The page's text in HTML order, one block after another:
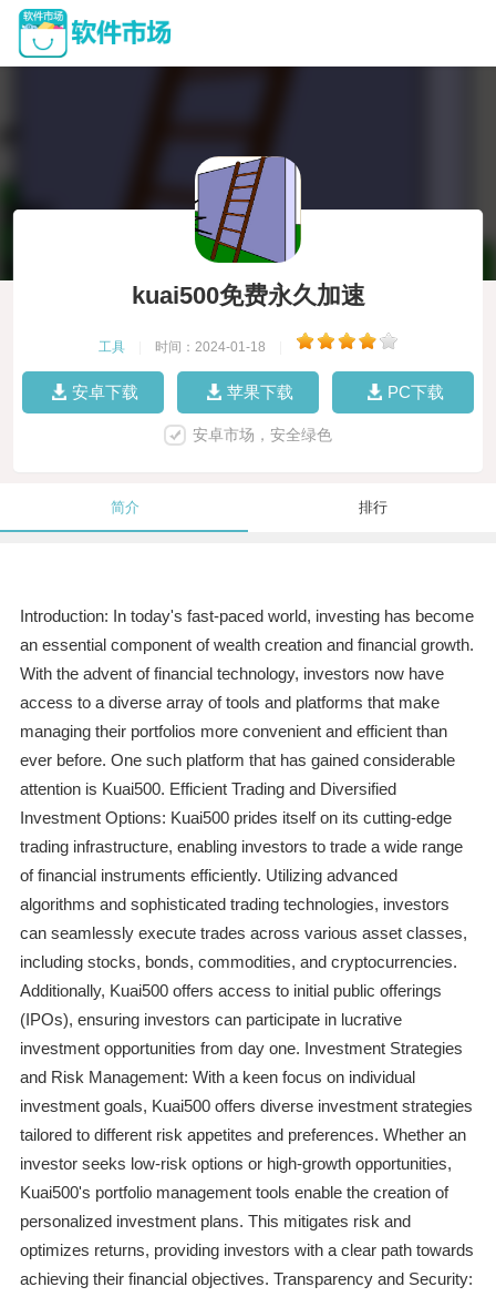
kuai500免费永久加速
工具 时间：2024-01-18
安卓下载 苹果下载 PC下载
安卓市场，安全绿色
简介 排行
Introduction: In today's fast-paced world, investing has become
an essential component of wealth creation and financial growth.
With the advent of financial technology, investors now have
access to a diverse array of tools and platforms that make
managing their portfolios more convenient and efficient than
ever before. One such platform that has gained considerable
attention is Kuai500. Efficient Trading and Diversified
Investment Options: Kuai500 prides itself on its cutting-edge
trading infrastructure, enabling investors to trade a wide range
of financial instruments efficiently. Utilizing advanced
algorithms and sophisticated trading technologies, investors
can seamlessly execute trades across various asset classes,
including stocks, bonds, commodities, and cryptocurrencies.
Additionally, Kuai500 offers access to initial public offerings
(IPOs), ensuring investors can participate in lucrative
investment opportunities from day one. Investment Strategies
and Risk Management: With a keen focus on individual
investment goals, Kuai500 offers diverse investment strategies
tailored to different risk appetites and preferences. Whether an
investor seeks low-risk options or high-growth opportunities,
Kuai500's portfolio management tools enable the creation of
personalized investment plans. This mitigates risk and
optimizes returns, providing investors with a clear path towards
achieving their financial objectives. Transparency and Security: